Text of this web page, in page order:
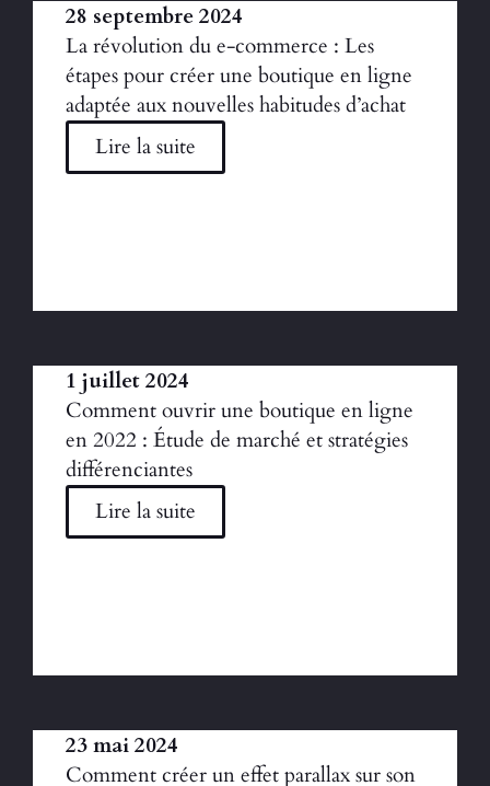
28 septembre 2024
La révolution du e-commerce : Les
étapes pour créer une boutique en ligne
adaptée aux nouvelles habitudes d’achat
Lire la suite
1 juillet 2024
Comment ouvrir une boutique en ligne
en 2022 : Étude de marché et stratégies
différenciantes
Lire la suite
23 mai 2024
Comment créer un effet parallax sur son